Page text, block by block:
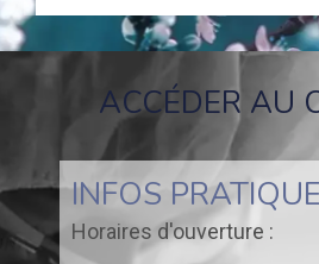
ACCÉDER AU
INFOS
Horaires d'ouverture :